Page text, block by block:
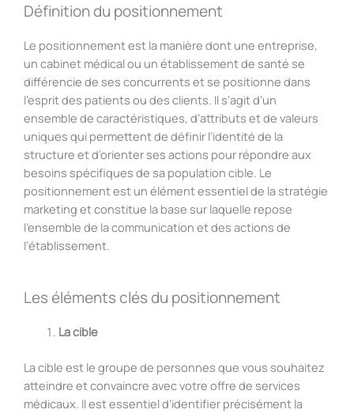
Définition du positionnement
Le positionnement est la manière dont une entreprise,
un cabinet médical ou un établissement de santé se
différencie de ses concurrents et se positionne dans
l’esprit des patients ou des clients. Il s’agit d’un
ensemble de caractéristiques, d’attributs et de valeurs
uniques qui permettent de définir l’identité de la
structure et d’orienter ses actions pour répondre aux
besoins spécifiques de sa population cible. Le
positionnement est un élément essentiel de la stratégie
marketing et constitue la base sur laquelle repose
l’ensemble de la communication et des actions de
l’établissement.
Les éléments clés du positionnement
La cible
La cible est le groupe de personnes que vous souhaitez
atteindre et convaincre avec votre offre de services
médicaux. Il est essentiel d’identifier précisément la